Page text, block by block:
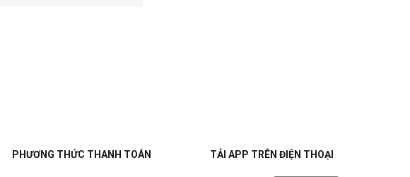
PHƯƠNG THỨC THANH TOÁN TẢI APP TRÊN ĐIỆN THOẠI